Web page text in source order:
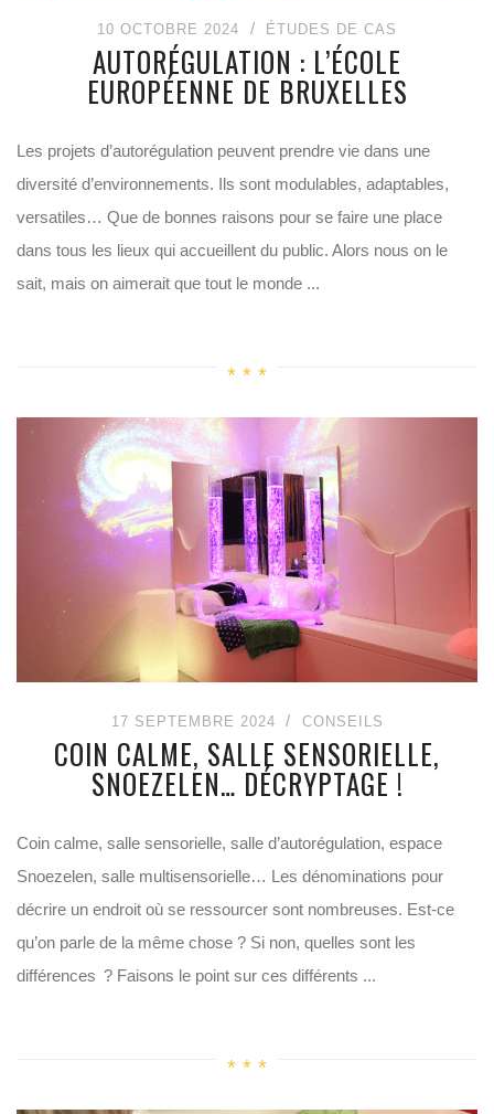
10 OCTOBRE 2024 ÉTUDES DE CAS
AUTORÉGULATION : L’ÉCOLE
EUROPÉENNE DE BRUXELLES
Les projets d’autorégulation peuvent prendre vie dans une
diversité d’environnements. Ils sont modulables, adaptables,
versatiles… Que de bonnes raisons pour se faire une place
dans tous les lieux qui accueillent du public. Alors nous on le
sait, mais on aimerait que tout le monde ...
17 SEPTEMBRE 2024 CONSEILS
COIN CALME, SALLE SENSORIELLE,
SNOEZELEN… DÉCRYPTAGE !
Coin calme, salle sensorielle, salle d’autorégulation, espace
Snoezelen, salle multisensorielle… Les dénominations pour
décrire un endroit où se ressourcer sont nombreuses. Est-ce
qu’on parle de la même chose ? Si non, quelles sont les
différences ? Faisons le point sur ces différents ...